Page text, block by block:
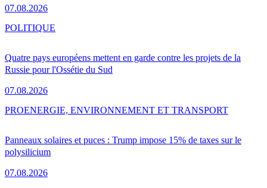
07.08.2026
Quatre pays européens mettent en garde contre les projets de la
Russie pour l'Ossétie du Sud
07.08.2026
POLITIQUE
Panneaux solaires et puces : Trump impose 15% de taxes sur le
polysilicium
07.08.2026
PROENERGIE, ENVIRONNEMENT ET TRANSPORT